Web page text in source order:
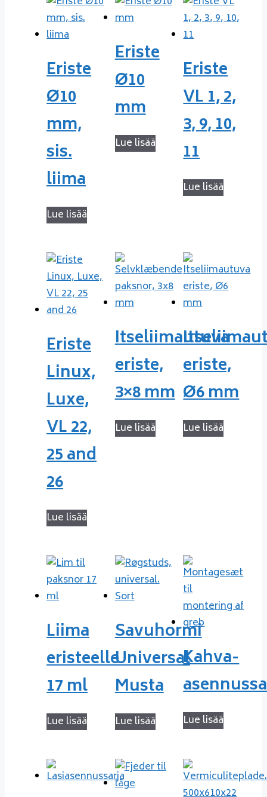
Eriste
Ø10
mm,
sis.
liima
Lue lisää
Eriste
Ø10
mm
Lue lisää
Eriste
VL 1, 2,
3, 9, 10,
11
Lue lisää
Eriste
Linux,
Luxe,
VL 22,
25 and
26
Lue lisää
Itseliimautuva
eriste,
3×8 mm
Lue lisää
eriste,
Ø6 mm
Lue lisää
Liima
eristeelle
17 ml
Lue lisää
Savuhormi
Universal
Musta
Lue lisää
Kahva-
Lue lisää